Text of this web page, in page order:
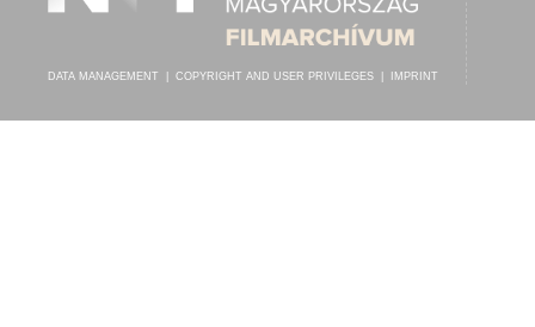
DATA MANAGEMENT COPYRIGHT AND USER PRIVILEGES IMPRINT